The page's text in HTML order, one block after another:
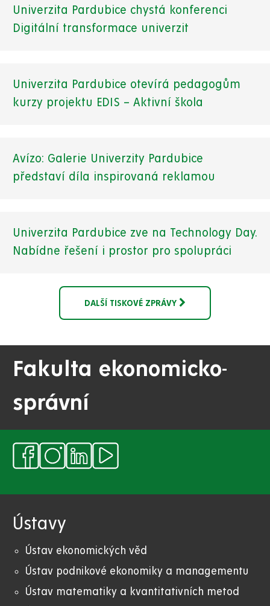
Univerzita Pardubice chystá konferenci
Digitální transformace univerzit
Univerzita Pardubice otevírá pedagogům
kurzy projektu EDIS – Aktivní škola
Avízo: Galerie Univerzity Pardubice
představí díla inspirovaná reklamou
Univerzita Pardubice zve na Technology Day.
Nabídne řešení i prostor pro spolupráci
DALŠÍ TISKOVÉ ZPRÁVY
Fakulta ekonomicko-
správní
Ústavy
Ústav ekonomických věd
Ústav podnikové ekonomiky a managementu
Ústav matematiky a kvantitativních metod